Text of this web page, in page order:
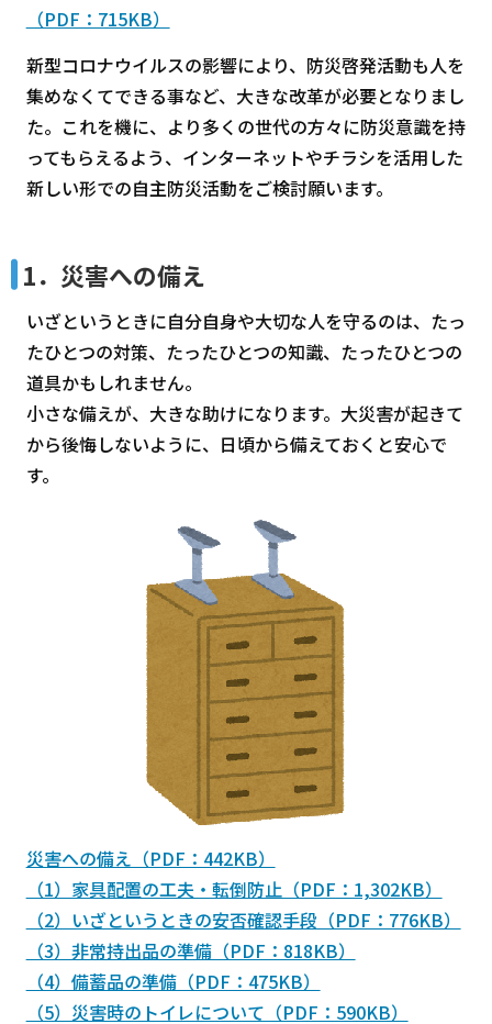
（PDF：715KB）
新型コロナウイルスの影響により、防災啓発活動も人を
集めなくてできる事など、大きな改革が必要となりまし
た。これを機に、より多くの世代の方々に防災意識を持
ってもらえるよう、インターネットやチラシを活用した
新しい形での自主防災活動をご検討願います。
1．災害への備え
いざというときに自分自身や大切な人を守るのは、たっ
たひとつの対策、たったひとつの知識、たったひとつの
道具かもしれません。
小さな備えが、大きな助けになります。大災害が起きて
から後悔しないように、日頃から備えておくと安心で
す。
災害への備え（PDF：442KB）
（1）家具配置の工夫・転倒防止（PDF：1,302KB）
（2）いざというときの安否確認手段（PDF：776KB）
（3）非常持出品の準備（PDF：818KB）
（4）備蓄品の準備（PDF：475KB）
（5）災害時のトイレについて（PDF：590KB）